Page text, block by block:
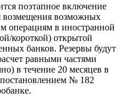
поэтапное включение
возмещения возможных
операциям в иностранной
короткой) открытой
банков. Резервы будут
равными частями
в течение 20 месяцев в
№ 182